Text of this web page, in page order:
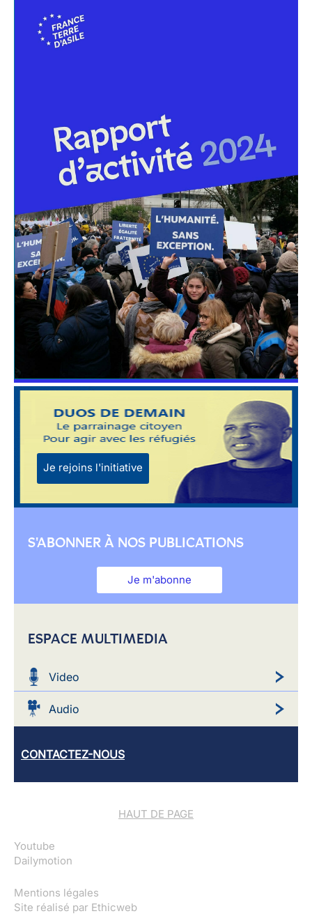
Je rejoins l'initiative
S'ABONNER À NOS PUBLICATIONS
Je m'abonne
ESPACE MULTIMEDIA
Video
Audio
CONTACTEZ-NOUS
HAUT DE PAGE
Youtube
Dailymotion
Mentions légales
Site réalisé par Ethicweb